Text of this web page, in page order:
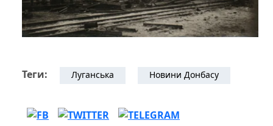
Теги: Луганська Новини Донбасу